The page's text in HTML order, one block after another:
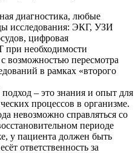
диагностика, любые
исследования: ЭКГ, УЗИ
цифровая
при необходимости
возможностью пересмотра
в рамках «второго
– это знания и опыт для
процессов в организме.
невозможно справляться со
периоде
у пациента должен быть
ответственность за